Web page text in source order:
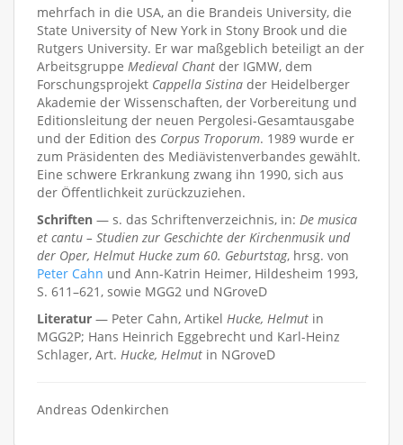
mehrfach in die USA, an die Brandeis University, die
State University of New York in Stony Brook und die
Rutgers University. Er war maßgeblich beteiligt an der
Arbeitsgruppe Medieval Chant der IGMW, dem
Forschungsprojekt Cappella Sistina der Heidelberger
Akademie der Wissenschaften, der Vorbereitung und
Editionsleitung der neuen Pergolesi-Gesamtausgabe
und der Edition des Corpus Troporum. 1989 wurde er
zum Präsidenten des Mediävistenverbandes gewählt.
Eine schwere Erkrankung zwang ihn 1990, sich aus
der Öffentlichkeit zurückzuziehen.
Schriften — s. das Schriftenverzeichnis, in: De musica
et cantu – Studien zur Geschichte der Kirchenmusik und
der Oper, Helmut Hucke zum 60. Geburtstag, hrsg. von
Peter Cahn und Ann-Katrin Heimer, Hildesheim 1993,
S. 611–621, sowie MGG2 und NGroveD
Literatur — Peter Cahn, Artikel Hucke, Helmut in
MGG2P; Hans Heinrich Eggebrecht und Karl-Heinz
Schlager, Art. Hucke, Helmut in NGroveD
Andreas Odenkirchen